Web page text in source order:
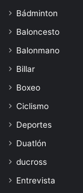
Bádminton
Baloncesto
Balonmano
Billar
Boxeo
Ciclismo
Deportes
Duatlón
ducross
Entrevista